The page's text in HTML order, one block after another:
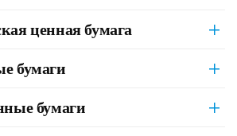
ценная бумага
бумаги
бумаги